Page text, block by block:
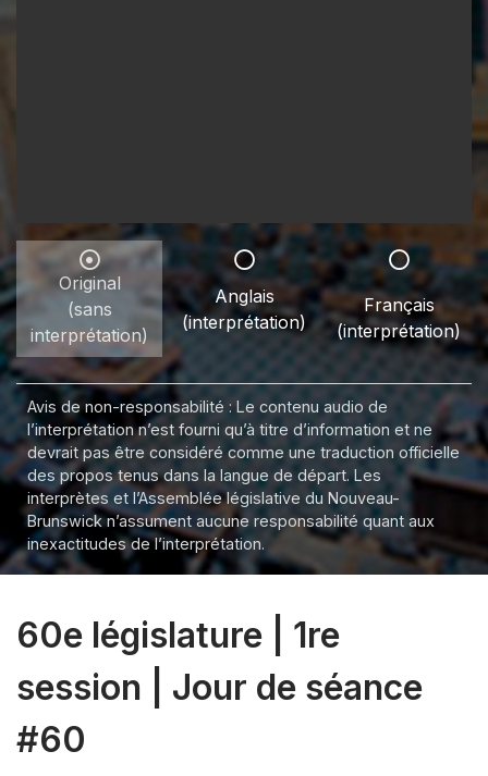
Original
(sans
interprétation)
Anglais
(interprétation)
Français
(interprétation)
Avis de non-responsabilité : Le contenu audio de
l’interprétation n’est fourni qu’à titre d’information et ne
devrait pas être considéré comme une traduction officielle
des propos tenus dans la langue de départ. Les
interprètes et l’Assemblée législative du Nouveau-
Brunswick n’assument aucune responsabilité quant aux
inexactitudes de l’interprétation.
60e législature | 1re
session | Jour de séance
#60